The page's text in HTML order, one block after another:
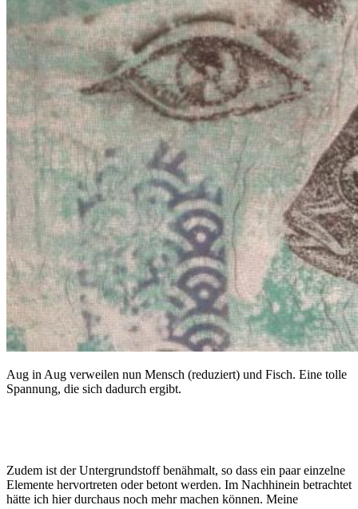
Aug in Aug verweilen nun Mensch (reduziert) und Fisch. Eine tolle
Spannung, die sich dadurch ergibt.
Zudem ist der Untergrundstoff benähmalt, so dass ein paar einzelne
Elemente hervortreten oder betont werden. Im Nachhinein betrachtet
hätte ich hier durchaus noch mehr machen können. Meine